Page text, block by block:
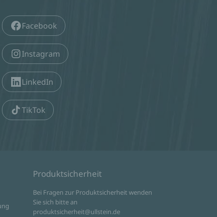
Facebook
Instagram
LinkedIn
TikTok
Produktsicherheit
Bei Fragen zur Produktsicherheit wenden
Sie sich bitte an
produktsicherheit@ullstein.de